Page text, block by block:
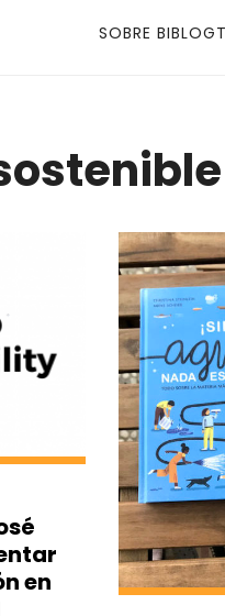
SOBRE
en